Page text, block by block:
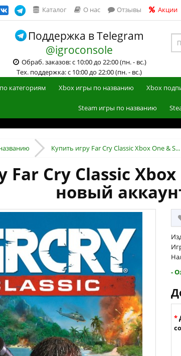
Каталог О нас Отзывы Акции
Поддержка в Telegram
@igroconsole
Обраб. заказов: с 10:00 до 22:00 (пн. - вс.)
Тех. поддержка: с 10:00 до 22:00 (пн. - вс.)
категориям Xbox игры по названию Xbox
Steam игры по названию
Купить игру Far Cry Classic Xbox One & S...
Far Cry Classic
новый
-